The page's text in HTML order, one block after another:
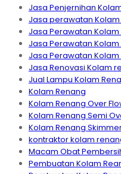
Jasa Penjernihan
Jasa perawatan Kolam
Jasa Perawatan Kolam
Jasa Perawatan
Jasa Perawatan
Jasa Renovasi Kolam
Jual Lampu Kolam
Kolam Renang
Kolam Renang Over
Kolam Renang Semi
Kolam Renang
kontraktor kolam
Macam Obat
Pembuatan Kolam